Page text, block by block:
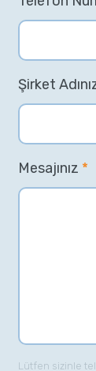
Şirket
Mesajınız *
Lütfen sizinle